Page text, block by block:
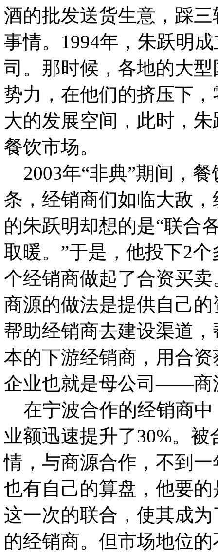
酒的批发送货生意，踩
事情。1994年，朱跃明
司。那时候，各地的大
势力，在他们的挤压下
大的发展空间，此时，
餐饮市场。
2003年“非典”期间，
条，经销商们如临大敌
的朱跃明却想的是“联合
取暖。”于是，他投下2
个经销商做起了合资买卖
商源的做法是提供自己
帮助经销商去建设渠道
本的下游经销商，用合
企业也就是母公司——商
在宁波合作的经销商中
业额迅速提升了30%。
情，与商源合作，不到
也有自己的算盘，他要
这一次的联合，使其成
的经销商。 但市场地位